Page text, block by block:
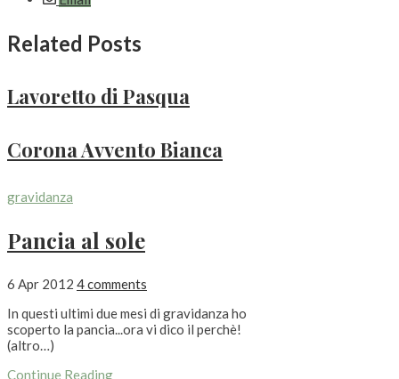
Related Posts
Lavoretto di Pasqua
Corona Avvento Bianca
gravidanza
Pancia al sole
6 Apr 2012 4 comments
In questi ultimi due mesi di gravidanza ho
scoperto la pancia...ora vi dico il perchè!
(altro…)
Continue Reading